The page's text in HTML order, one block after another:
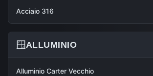
Acciaio 316
🪟ALLUMINIO
Alluminio Carter Vecchio